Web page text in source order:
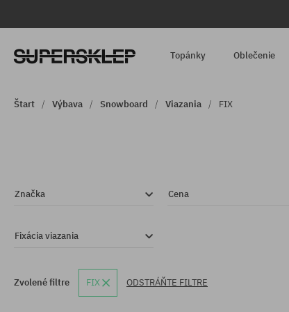
Topánky Oblečenie
Štart Výbava Snowboard Viazania FIX
Značka Cena
Fixácia viazania
Zvolené filtre FIX ODSTRÁŇTE FILTRE